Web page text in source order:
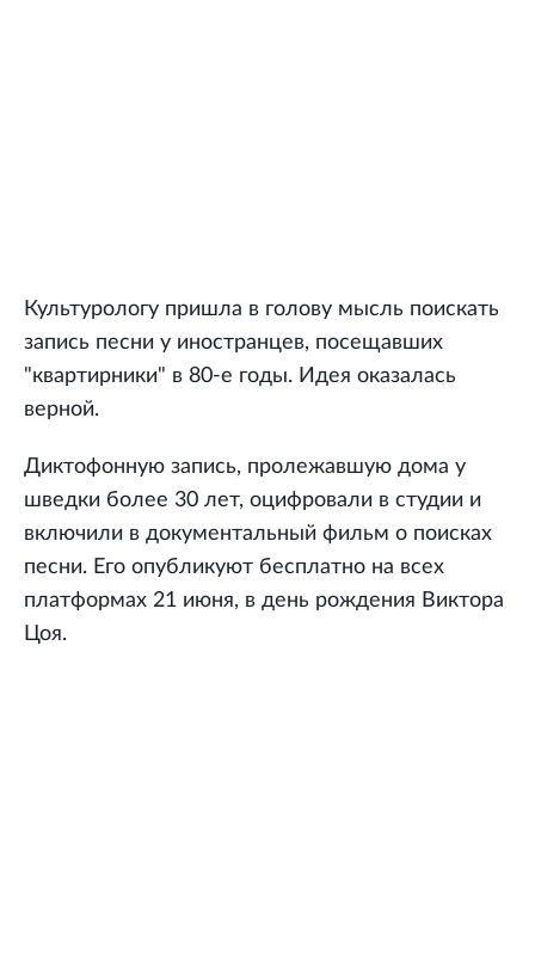
Культурологу пришла в голову мысль поискать
запись песни у иностранцев, посещавших
"квартирники" в 80-е годы. Идея оказалась
верной.
Диктофонную запись, пролежавшую дома у
шведки более 30 лет, оцифровали в студии и
включили в документальный фильм о поисках
песни. Его опубликуют бесплатно на всех
платформах 21 июня, в день рождения Виктора
Цоя.